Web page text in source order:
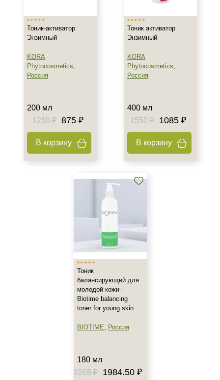
Показать еще
Назначение против
Акне
Воспаление
Результат
Обновление клеток
Ровный тон
Сияние
Тоник-активатор
Энзимный
KORA
Phytocosmetics,
Россия
200 мл
1250 ₽
875 ₽
В корзину
Тоник активатор
Энзимный
KORA
Phytocosmetics,
Россия
400 мл
1550 ₽
1085 ₽
В корзину
Тоник
балансирующий для
молодой кожи -
Biotime balancing
toner for young skin
BIOTIME, Россия
180 мл
2205 ₽
1984.50 ₽
+7 (495) 640-58-89
+7 (929) 933-09-89